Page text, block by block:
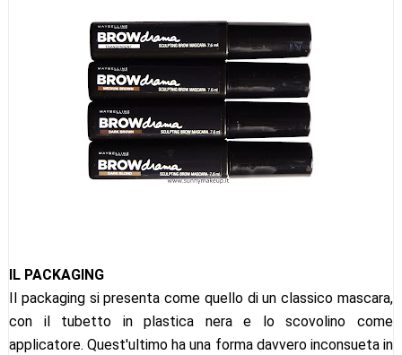
IL PACKAGING
Il packaging si presenta come quello di un classico mascara,
con il tubetto in plastica nera e lo scovolino come
applicatore. Quest'ultimo ha una forma davvero inconsueta in